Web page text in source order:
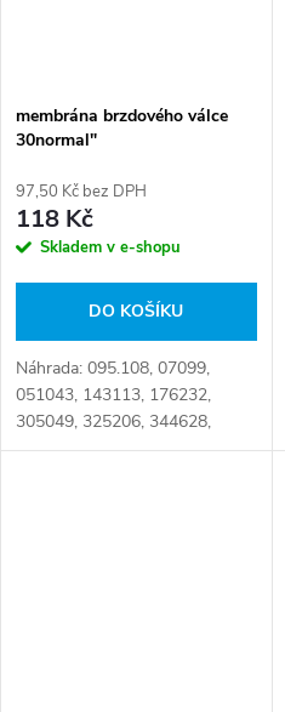
membrána brzdového válce
30normal"
97,50 Kč bez DPH
118 Kč
Skladem v e-shopu
DO KOŠÍKU
Náhrada: 095.108, 07099,
051043, 143113, 176232,
305049, 325206, 344628,
533891, 706128, 0305049,